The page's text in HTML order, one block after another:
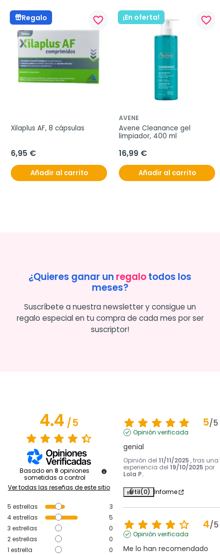
Regalo favorite_border
Xilaplus AF, 8 cápsulas
6,95 €
Añadir al carrito
¡En oferta! favorite_border
AVENE
Avene Cleanance gel
limpiador, 400 ml
16,99 €
Añadir al carrito
¿Quieres ganar un regalotodos los
meses?
Suscríbete a nuestra newsletter y consigue un
regalo especial en tu compra de cada mes por ser
suscriptor!
4.4/5
Basado en 8 opiniones
sometidas a control
Ver todas las reseñas de este sitio
5 estrellas
3
4estrellas
5
3 estrellas
0
2estrellas
0
1 estrella 0
5/5
Opinión verificada
genial
Opinión del 11/11/2025 , tras una
experiencia del 19/10/2025 por
Lola P.
Útil(0) Informe
4/5
Opinión verificada
Me lo han recomendado